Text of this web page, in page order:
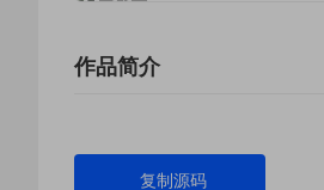
作品简介
复制源码